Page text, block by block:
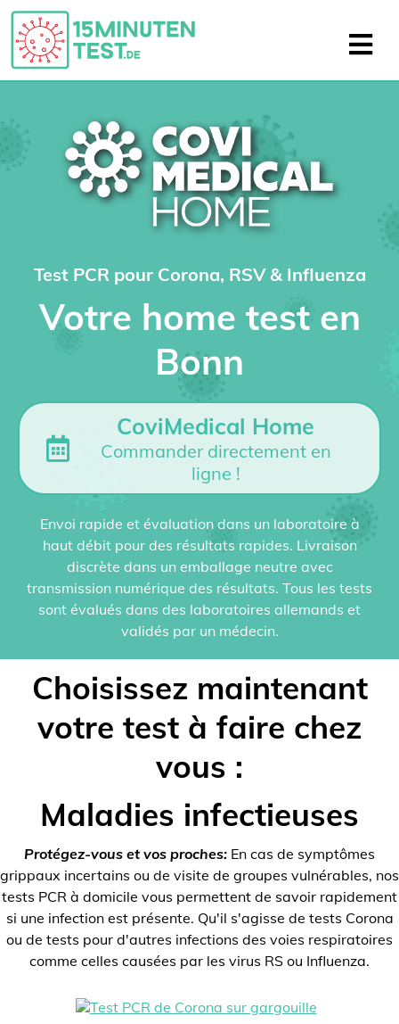
Test PCR pour Corona, RSV & Influenza
Votre home test en
Bonn
CoviMedical Home
Commander directement en
ligne !
Envoi rapide et évaluation dans un laboratoire à
haut débit pour des résultats rapides. Livraison
discrète dans un emballage neutre avec
transmission numérique des résultats. Tous les tests
sont évalués dans des laboratoires allemands et
validés par un médecin.
Choisissez maintenant
votre test à faire chez
vous :
Maladies infectieuses
Protégez-vous et vos proches: En cas de symptômes
grippaux incertains ou de visite de groupes vulnérables, nos
tests PCR à domicile vous permettent de savoir rapidement
si une infection est présente. Qu'il s'agisse de tests Corona
ou de tests pour d'autres infections des voies respiratoires
comme celles causées par les virus RS ou Influenza.